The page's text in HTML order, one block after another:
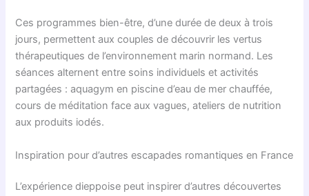
Ces programmes bien-être, d’une durée de deux à trois
jours, permettent aux couples de découvrir les vertus
thérapeutiques de l’environnement marin normand. Les
séances alternent entre soins individuels et activités
partagées : aquagym en piscine d’eau de mer chauffée,
cours de méditation face aux vagues, ateliers de nutrition
aux produits iodés.
Inspiration pour d’autres escapades romantiques en France
L’expérience dieppoise peut inspirer d’autres découvertes